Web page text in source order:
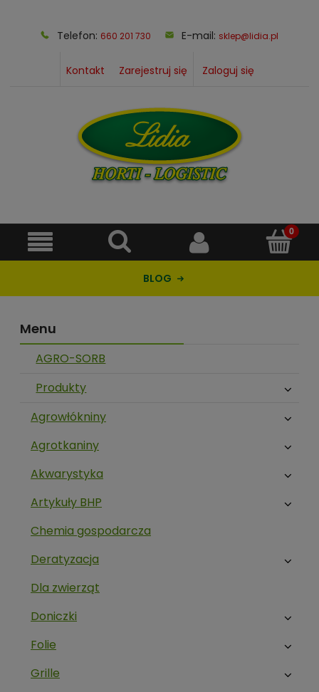
Telefon: 660 201 730 E-mail: sklep@lidia.pl
Kontakt Zarejestruj się Zaloguj się
BLOG
Menu
AGRO-SORB
Produkty
Agrowłókniny
Agrotkaniny
Akwarystyka
Artykuły BHP
Chemia gospodarcza
Deratyzacja
Dla zwierząt
Doniczki
Folie
Grille